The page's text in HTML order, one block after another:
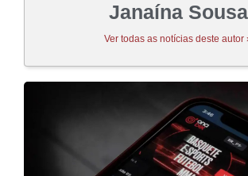
Janaína Sousa
Ver todas as notícias deste autor